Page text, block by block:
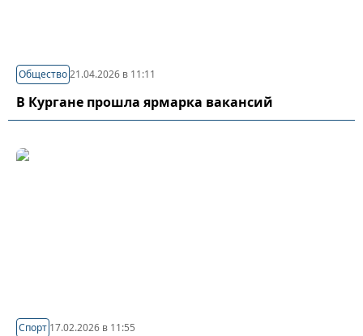
Общество21.04.2026 в 11:11
В Кургане прошла ярмарка вакансий
Спорт 17.02.2026 в 11:55